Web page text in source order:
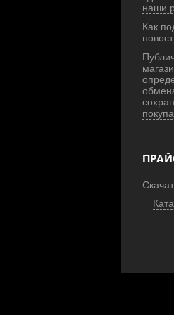
наши
Как